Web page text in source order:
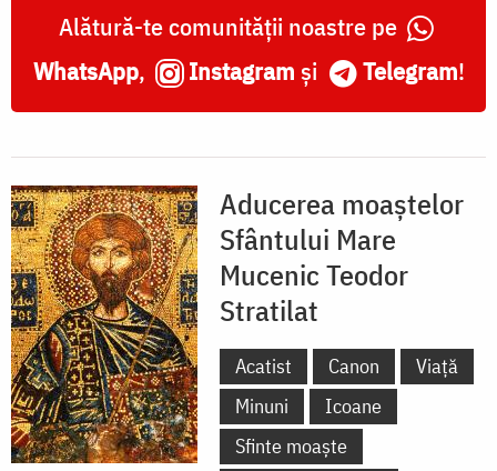
Alătură-te comunității noastre pe
WhatsApp, Instagram și Telegram!
Aducerea moaștelor
Sfântului Mare
Mucenic Teodor
Stratilat
Acatist Canon
Viață
Minuni
Icoane
Sfinte moaște